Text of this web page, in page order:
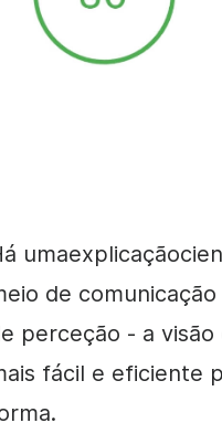
umaexplicação
de
perceção - a
fácil e eficiente